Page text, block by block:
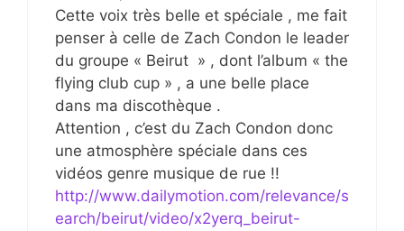
Cette voix très belle et spéciale , me fait
penser à celle de Zach Condon le leader
du groupe « Beirut » , dont l’album « the
flying club cup » , a une belle place
dans ma discothèque .
Attention , c’est du Zach Condon donc
une atmosphère spéciale dans ces
vidéos genre musique de rue !!
http://www.dailymotion.com/relevance/s
earch/beirut/video/x2yerq_beirut-